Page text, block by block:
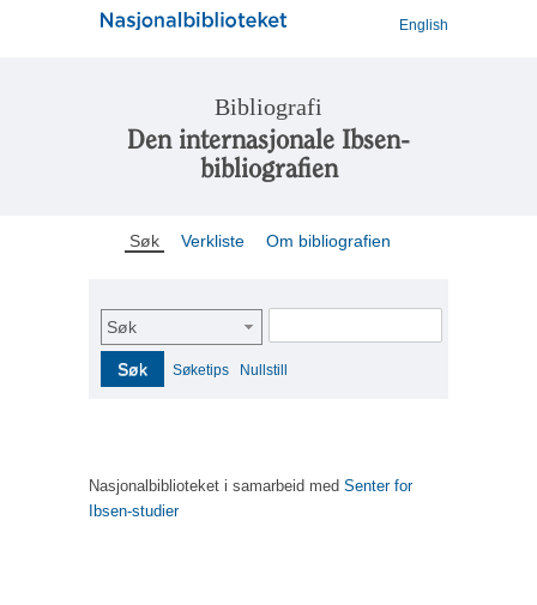
English
Bibliografi
Den internasjonale Ibsen-
bibliografien
Søk Verkliste Om bibliografien
Søk
Søk Søketips Nullstill
Nasjonalbiblioteket i samarbeid med Senter for
Ibsen-studier